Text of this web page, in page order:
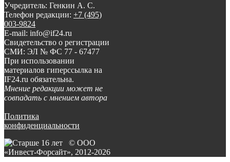
Учредитель: Генкин А. С.
Телефон редакции: +7 (495)
003-9824
E-mail: info@if24.ru
Свидетельство о регистрации
СМИ: ЭЛ № ФС 77 - 67477
При использовании
материалов гиперссылка на
IF24.ru обязательна.
Мнение редакции может не
совпадать с мнением автора
Политика
конфиденциальности
© ООО
«Инвест-Форсайт», 2012-2026